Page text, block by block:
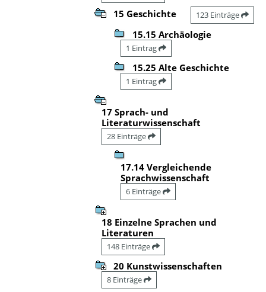
15 Geschichte 123 Einträge
15.15 Archäologie
1 Eintrag
15.25 Alte Geschichte
1 Eintrag
17 Sprach- und
Literaturwissenschaft
28 Einträge
17.14 Vergleichende
Sprachwissenschaft
6 Einträge
18 Einzelne Sprachen und
Literaturen
148 Einträge
20 Kunstwissenschaften
8 Einträge